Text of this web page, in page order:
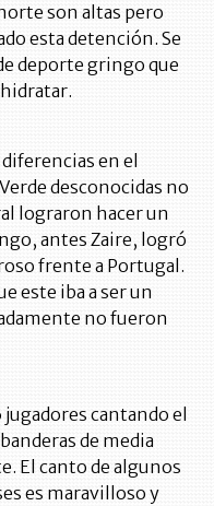
son altas pero
esta detención. Se
deporte gringo que
en el
desconocidas no
lograron hacer un
antes Zaire, logró
frente a Portugal.
este iba a ser un
no fueron
cantando el
de media
El canto de algunos
es maravilloso y